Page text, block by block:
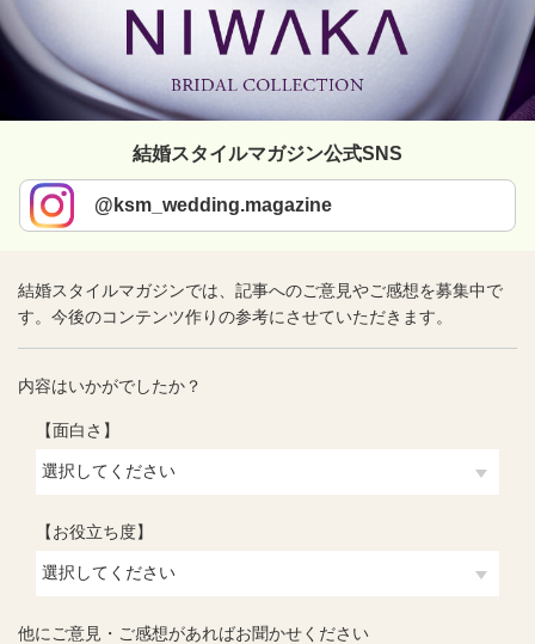
結婚スタイルマガジン公式SNS
@ksm_wedding.magazine
結婚スタイルマガジンでは、記事へのご意見やご感想を募集中で
す。今後のコンテンツ作りの参考にさせていただきます。
内容はいかがでしたか？
【面白さ】
【お役立ち度】
他にご意見・ご感想があればお聞かせください